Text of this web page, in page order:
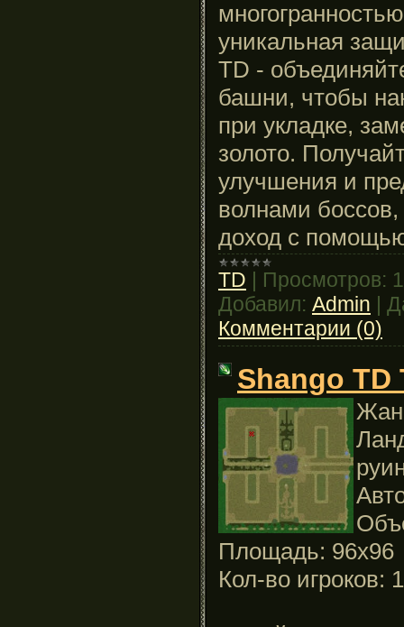
уникальная
TD -
башни, чтобы
при укладке,
золото.
улучшения и
волнами
доход с
TD | Просмотров:
Добавил: Admin |
Комментарии (0)
Shango TD
Площадь: 96x96
Кол-во игроков: